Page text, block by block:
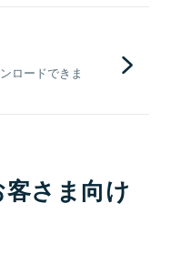
ロードできま
さま向け